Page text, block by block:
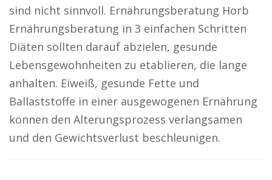
sind nicht sinnvoll. Ernährungsberatung Horb
Ernährungsberatung in 3 einfachen Schritten
Diäten sollten darauf abzielen, gesunde
Lebensgewohnheiten zu etablieren, die lange
anhalten. Eiweiß, gesunde Fette und
Ballaststoffe in einer ausgewogenen Ernährung
können den Alterungsprozess verlangsamen
und den Gewichtsverlust beschleunigen.